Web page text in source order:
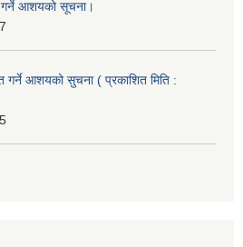
आशयको सूचना।
गर्ने आशयको सुचना ( प्रकाशित मिति :